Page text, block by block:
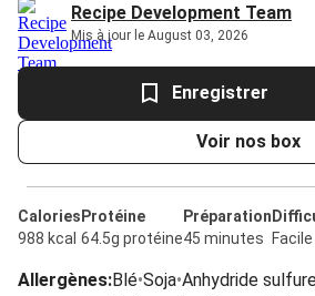
Recipe Development Team
Mis à jour le August 03, 2026
Enregistrer
Voir nos box
Calories
988 kcal
Protéine
64.5g protéine
Préparation
45 minutes
Facile
Allergènes:Blé•Soja•Anhydride